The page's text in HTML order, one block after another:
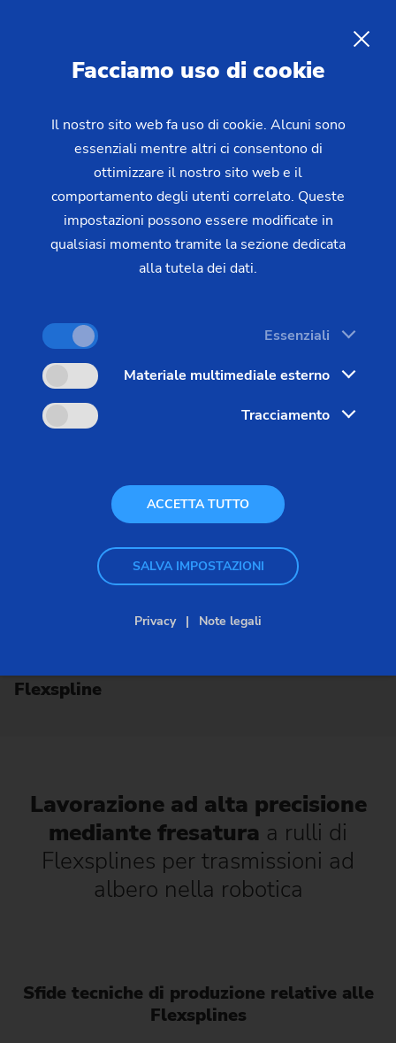
Le Flexspline, note anche come ruote ad albero
flessibile, Flextopf o manicotti a collare,
costituiscono il cuore dei riduttori ad albero. Questi
componenti di alta precisione consentono rapporti
di riduzione molto elevati in un unico stadio di
trasmissione – un vantaggio decisivo rispetto ai
richiedono più stadi e quindi uno spazio di
installazione notevolmente maggiore.
Flexspline
Lavorazione ad alta precisione
mediante fresatura a rulli di
Flexsplines per trasmissioni ad
albero nella robotica
Sfide tecniche di produzione relative alle
Flexsplines
Facciamo uso di cookie
Il nostro sito web fa uso di cookie. Alcuni sono
essenziali mentre altri ci consentono di
ottimizzare il nostro sito web e il
comportamento degli utenti correlato. Queste
impostazioni possono essere modificate in
qualsiasi momento tramite la sezione dedicata
alla tutela dei dati.
Essenziali
Materiale multimediale esterno
Tracciamento
ACCETTA TUTTO
SALVA IMPOSTAZIONI
Privacy Note legali